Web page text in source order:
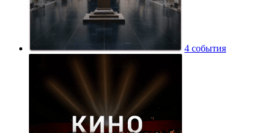
4 события